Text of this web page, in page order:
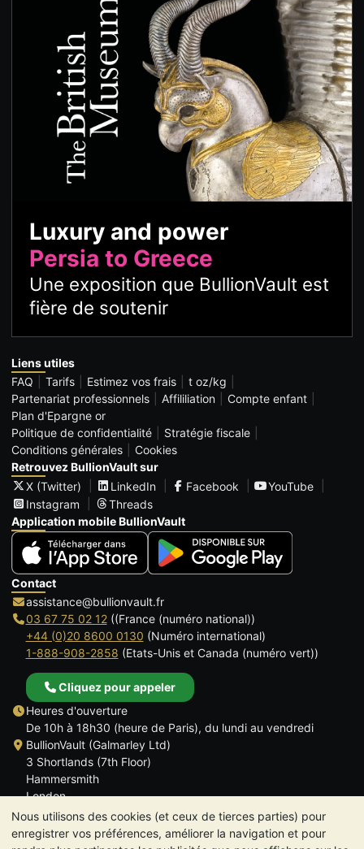
Nous utilisons des cookies (et ceux de tierces parties) pour
enregistrer vos préférences, améliorer la navigation et pour
Luxury and power
Persia to Greece
Une exposition que BullionVault est
fière de soutenir
Liens utiles
FAQ
Tarifs Estimez vos frais
t oz/kg
Partenariat professionnels
Affililiation
Compte enfant
Plan d'Epargne or
Politique de confidentialité
Stratégie fiscale
Conditions générales
Cookies
Retrouvez BullionVault sur
X (Twitter)
LinkedIn Facebook
YouTube
Instagram
Threads
Application mobile BullionVault
Contact
assistance@bullionvault.fr
03 67 75 02 12((France (numéro national))
+44 (0)20 8600 0130 (Numéro international)
1-888-908-2858 (Etats-Unis et Canada (numéro vert))
Cliquez pour appeler
Heures d'ouverture
De 10h à 18h30 (heure de Paris), du lundi au vendredi
BullionVault (Galmarley Ltd)
3 Shortlands (7th Floor)
Hammersmith
London
W6 8DA
ROYAUME UNI